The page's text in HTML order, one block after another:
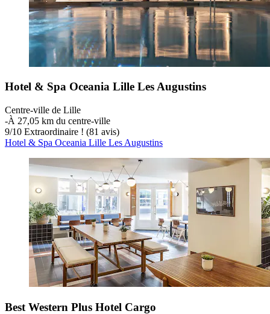
Hotel & Spa Oceania Lille Les Augustins
Centre-ville de Lille
‐À 27,05 km du centre-ville
9/10 Extraordinaire ! (81 avis)
Hotel & Spa Oceania Lille Les Augustins
Best Western Plus Hotel Cargo